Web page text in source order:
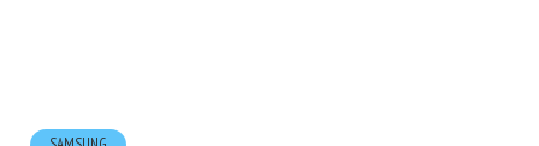
SAMSUNG